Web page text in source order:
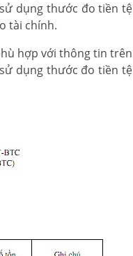
dụng thước đo tiền tệ
tài chính.
hợp với thông tin trên
dụng thước đo tiền tệ